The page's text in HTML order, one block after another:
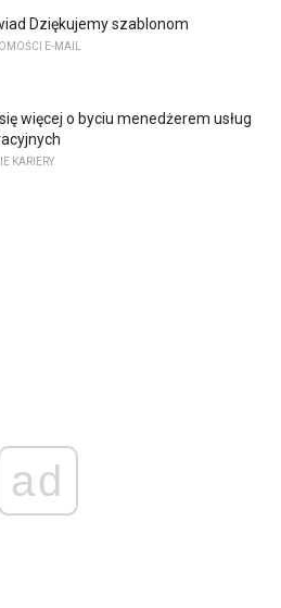
Dziękujemy szablonom
E-MAIL
więcej o byciu menedżerem usług
KARIERY
ad